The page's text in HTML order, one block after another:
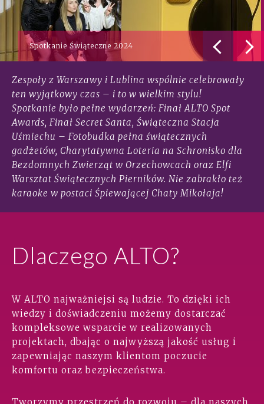
Spotkanie Świąteczne 2024
Zespoły z Warszawy i Lublina wspólnie celebrowały
ten wyjątkowy czas – i to w wielkim stylu!
Spotkanie było pełne wydarzeń: Finał ALTO Spot
Awards, Finał Secret Santa, Świąteczna Stacja
Uśmiechu – Fotobudka pełna świątecznych
gadżetów, Charytatywna Loteria na Schronisko dla
Bezdomnych Zwierząt w Orzechowcach oraz Elfi
Warsztat Świątecznych Pierników. Nie zabrakło też
karaoke w postaci Śpiewającej Chaty Mikołaja!
Dlaczego ALTO?
W ALTO najważniejsi są ludzie. To dzięki ich
wiedzy i doświadczeniu możemy dostarczać
kompleksowe wsparcie w realizowanych
projektach, dbając o najwyższą jakość usług i
zapewniając naszym klientom poczucie
komfortu oraz bezpieczeństwa.